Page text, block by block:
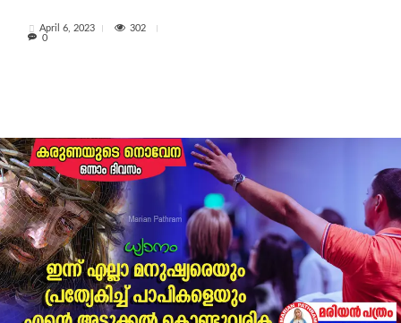
April 6, 2023
302
0